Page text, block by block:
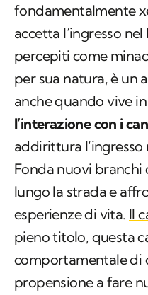
fondamentalmente
accetta l’ingresso
percepiti come
per sua natura, è un
anche quando vive
l’interazione con i
addirittura
Fonda nuovi
lungo la strada e
esperienze di vita. Il
pieno titolo, questa
comportamentale di
propensione a fare